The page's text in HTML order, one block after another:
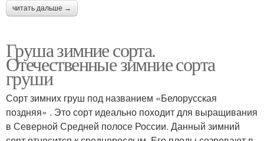
читать дальше →
Груша зимние сорта.
Отечественные зимние сорта
груши
Сорт зимних груш под названием «Белорусская
поздняя» . Это сорт идеально походит для выращивания
в Северной Средней полосе России. Данный зимний